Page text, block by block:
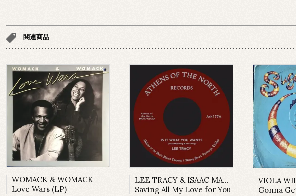
関連商品
WOMACK & WOMACK
Love Wars (LP)
LEE TRACY & ISAAC MANNING
Saving All My Love for You
VIOLA
Gonna Get